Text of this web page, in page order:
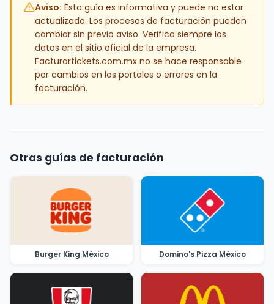
Aviso: Esta guía es informativa y puede no estar
actualizada. Los procesos de facturación pueden
cambiar sin previo aviso. Verifica siempre los
datos en el sitio oficial de la empresa.
Facturartickets.com.mx no se hace responsable
por cambios en los portales o errores en la
facturación.
Otras guías de facturación
Burger King México Domino's Pizza México